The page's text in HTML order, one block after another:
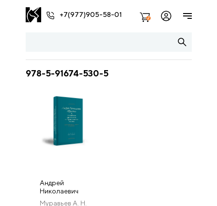
+7(977)905-58-01 2
978-5-91674-530-5
Андрей
Николаевич
Муравьев и
Муравьев А. Н.